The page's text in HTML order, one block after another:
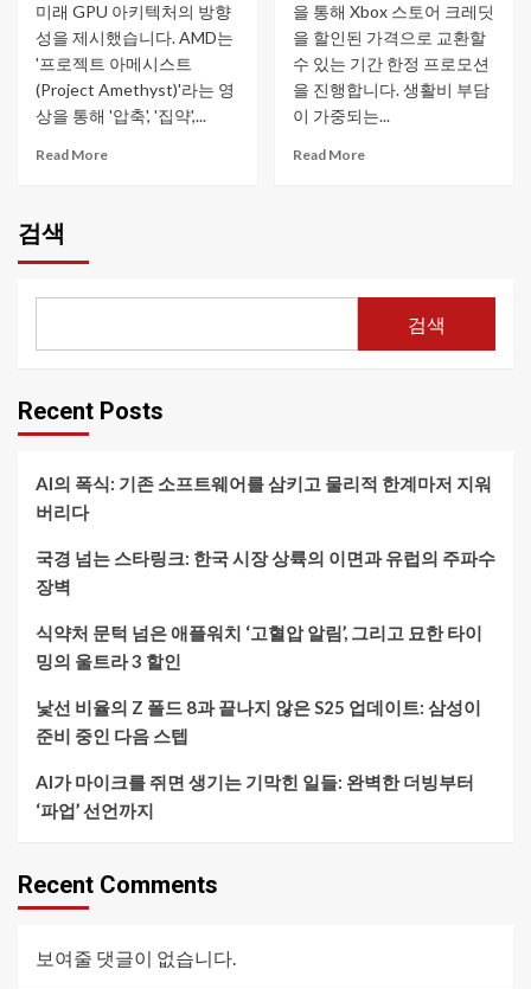
미래 GPU 아키텍처의 방향
성을 제시했습니다. AMD는
'프로젝트 아메시스트
(Project Amethyst)'라는 영
상을 통해 '압축', '집약',...
Read More
을 통해 Xbox 스토어 크레딧
을 할인된 가격으로 교환할
수 있는 기간 한정 프로모션
을 진행합니다. 생활비 부담
이 가중되는...
Read More
검색
검색
Recent Posts
AI의 폭식: 기존 소프트웨어를 삼키고 물리적 한계마저 지워
버리다
국경 넘는 스타링크: 한국 시장 상륙의 이면과 유럽의 주파수
장벽
식약처 문턱 넘은 애플워치 ‘고혈압 알림’, 그리고 묘한 타이
밍의 울트라 3 할인
낯선 비율의 Z 폴드 8과 끝나지 않은 S25 업데이트: 삼성이
준비 중인 다음 스텝
AI가 마이크를 쥐면 생기는 기막힌 일들: 완벽한 더빙부터
‘파업’ 선언까지
Recent Comments
보여줄 댓글이 없습니다.